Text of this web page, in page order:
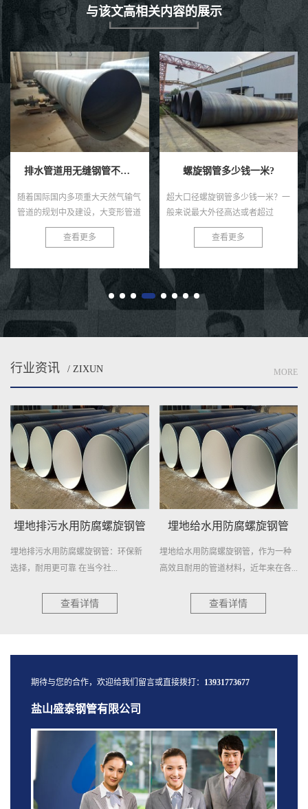
与该文高相关内容的展示
排水管道用无缝钢管不应该选用优质哪种材质
随着国际国内多项重大天然气输气
管道的规划中及建设，大变形管道
线路钢、超高强度级别分类热煨弯
管和厚规格大小高温管材等附加值
竞...
查看更多
螺旋钢管多少钱一米?
超大口径螺旋钢管多少钱一米？一
般来说最大外径高达或者超过
21200㎜的螺旋钢管总称为超大口
径无缝钢管，由于直缝焊管是用焊
内中口...
查看更多
行业资讯 / ZIXUN MORE
埋地排污水用防腐螺旋钢管
埋地排污水用防腐螺旋钢管：环保新
选择，耐用更可靠 在当今社...
查看详情
埋地给水用防腐螺旋钢管
埋地给水用防腐螺旋钢管，作为一种
高效且耐用的管道材料，近年来在各...
查看详情
期待与您的合作，欢迎给我们留言或直接拨打： 13931773677
盐山盛泰钢管有限公司